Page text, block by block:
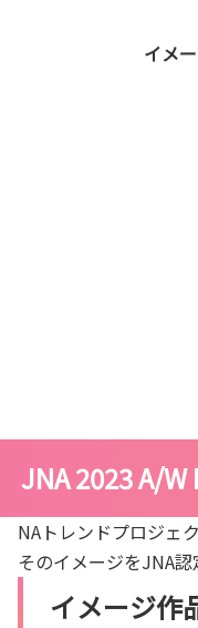
イメ
JNA 2023 A/W
NAトレンドプロジェ
そのイメージをJNA
イメージ作